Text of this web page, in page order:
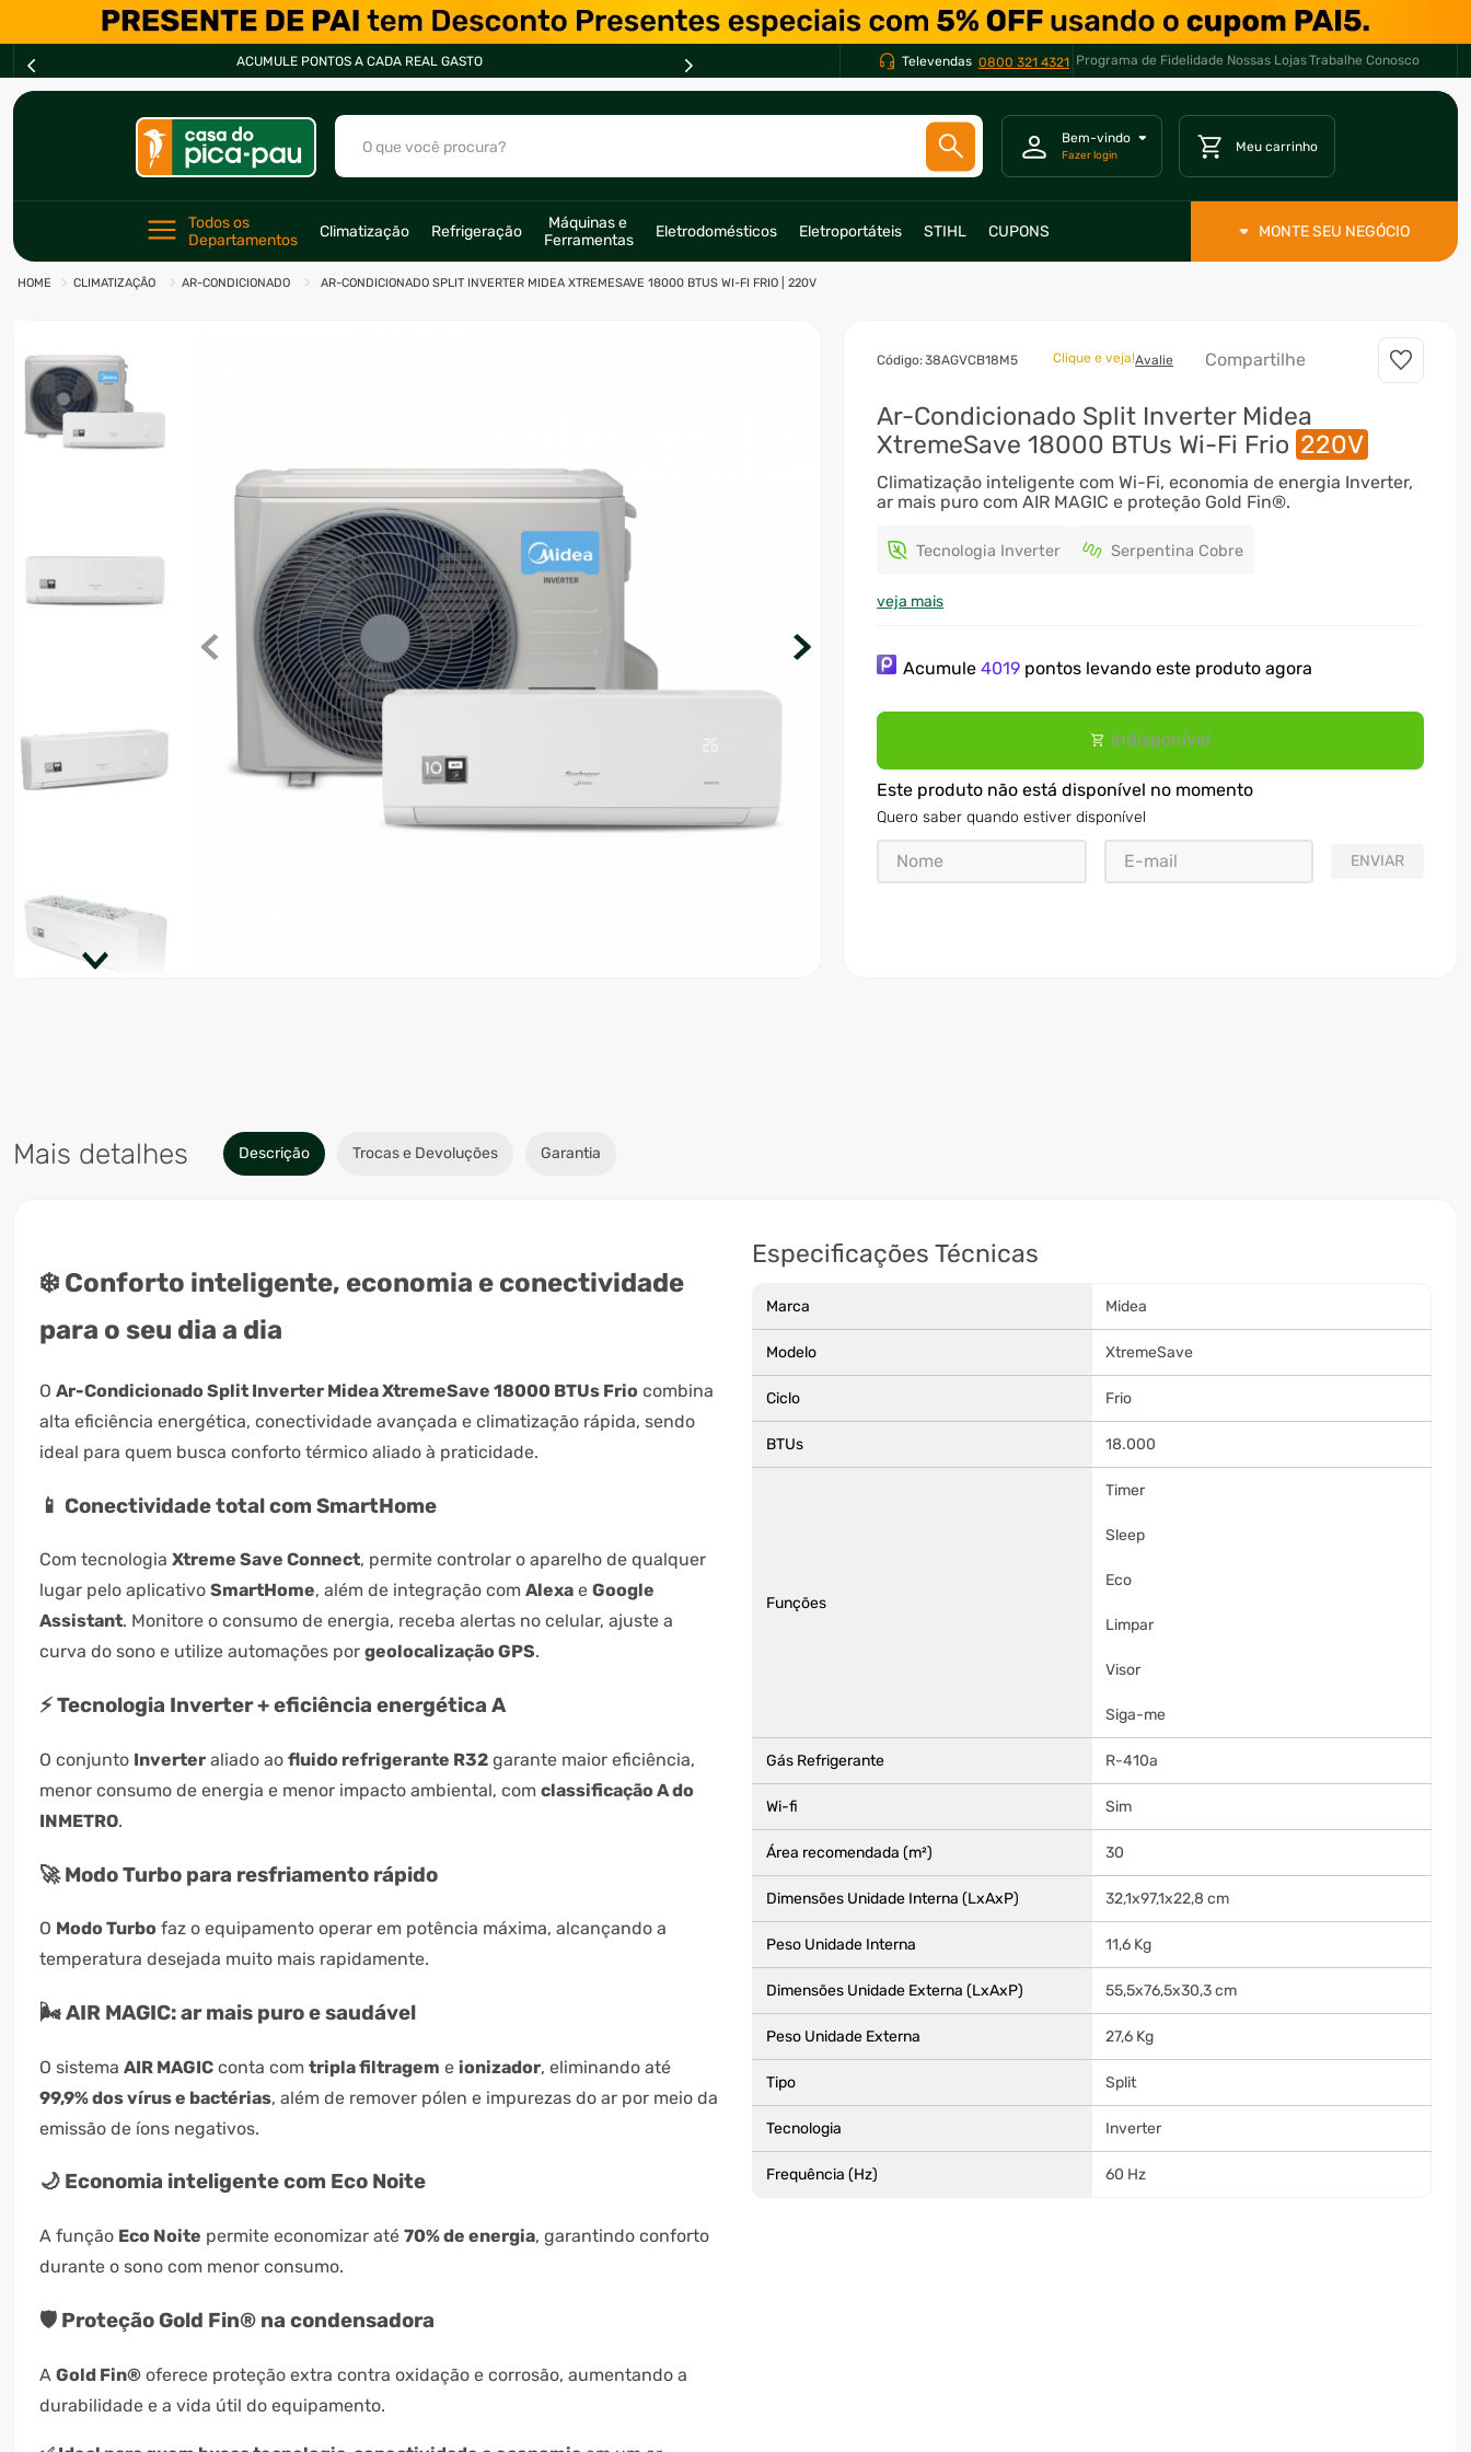
ACUMULE PONTOS A CADA REAL GASTO Televendas 0800 321 4321 Programa de Fidelidade Nossas LojasTrabalhe Conosco
O que você procura?
Todos os
Departamentos
Climatização Refrigeração
Máquinas e
Ferramentas
Eletrodomésticos Eletroportáteis STIHL CUPONS MONTE SEU NEGÓCIO
CLIMATIZAÇÃO AR-CONDICIONADO AR-CONDICIONADO SPLIT INVERTER MIDEA XTREMESAVE 18000 BTUS WI-FI FRIO | 220V
:38AGVCB18M5 Clique e veja!Avalie Compartilhe
Ar-Condicionado Split Inverter Midea
XtremeSave 18000 BTUs Wi-Fi Frio 220V
Climatização inteligente com Wi-Fi, economia de energia Inverter,
ar mais puro com AIR MAGIC e proteção Gold Fin®.
Tecnologia Inverter Serpentina Cobre
veja mais
Acumule4019 pontos levando este produto agora
Indisponível
Este produto não está disponível no momento
Quero saber quando estiver disponível
ENVIAR
Mais detalhes Descrição Trocas e Devoluções Garantia
❄️ Conforto inteligente, economia e conectividade
para o seu dia a dia
O Ar-Condicionado Split Inverter Midea XtremeSave 18000 BTUs Frio combina
alta eficiência energética, conectividade avançada e climatização rápida, sendo
ideal para quem busca conforto térmico aliado à praticidade.
📱 Conectividade total com SmartHome
Com tecnologia Xtreme Save Connect, permite controlar o aparelho de qualquer
lugar pelo aplicativo SmartHome, além de integração com Alexa e Google
Assistant. Monitore o consumo de energia, receba alertas no celular, ajuste a
curva do sono e utilize automações por geolocalização GPS.
⚡ Tecnologia Inverter + eficiência energética A
O conjunto Inverter aliado ao fluido refrigerante R32 garante maior eficiência,
menor consumo de energia e menor impacto ambiental, com classificação A do
INMETRO.
🚀 Modo Turbo para resfriamento rápido
O Modo Turbo faz o equipamento operar em potência máxima, alcançando a
temperatura desejada muito mais rapidamente.
🌬️ AIR MAGIC: ar mais puro e saudável
O sistema AIR MAGIC conta com tripla filtragem e ionizador, eliminando até
99,9% dos vírus e bactérias, além de remover pólen e impurezas do ar por meio da
emissão de íons negativos.
🌙 Economia inteligente com Eco Noite
A função Eco Noite permite economizar até 70% de energia, garantindo conforto
durante o sono com menor consumo.
🛡️ Proteção Gold Fin® na condensadora
A Gold Fin® oferece proteção extra contra oxidação e corrosão, aumentando a
durabilidade e a vida útil do equipamento.
Especificações Técnicas
Marca Midea
Modelo XtremeSave
Ciclo Frio
BTUs 18.000
Funções
Timer
Sleep
Eco
Limpar
Visor
Siga-me
Gás Refrigerante R-410a
Wi-fi Sim
Área recomendada (m²) 30
Dimensões Unidade Interna (LxAxP) 32,1x97,1x22,8 cm
Peso Unidade Interna 11,6 Kg
Dimensões Unidade Externa (LxAxP) 55,5x76,5x30,3 cm
Peso Unidade Externa 27,6 Kg
Tipo Split
Tecnologia Inverter
Frequência (Hz) 60 Hz
2º
fogão
7º
ventilador
8º
motosserra
9º
lavadora
10º climatizador